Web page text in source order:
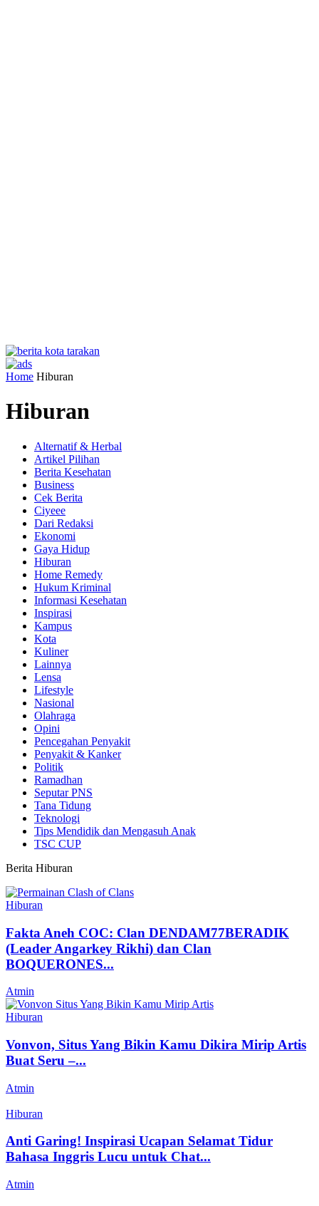
Home Hiburan
Hiburan
Alternatif & Herbal
Artikel Pilihan
Berita Kesehatan
Business
Cek Berita
Ciyeee
Dari Redaksi
Ekonomi
Gaya Hidup
Hiburan
Home Remedy
Hukum Kriminal
Informasi Kesehatan
Inspirasi
Kampus
Kota
Kuliner
Lainnya
Lensa
Lifestyle
Nasional
Olahraga
Opini
Pencegahan Penyakit
Penyakit & Kanker
Politik
Ramadhan
Seputar PNS
Tana Tidung
Teknologi
Tips Mendidik dan Mengasuh Anak
TSC CUP
Berita Hiburan
Hiburan
Fakta Aneh COC: Clan DENDAM77BERADIK
(Leader Angarkey Rikhi) dan Clan
BOQUERONES...
Atmin
Hiburan
Vonvon, Situs Yang Bikin Kamu Dikira Mirip Artis
Buat Seru –...
Atmin
Hiburan
Anti Garing! Inspirasi Ucapan Selamat Tidur
Bahasa Inggris Lucu untuk Chat...
Atmin